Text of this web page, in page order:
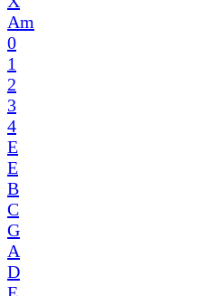
Am
0
1
2
3
4
E
E
B
C
G
A
D